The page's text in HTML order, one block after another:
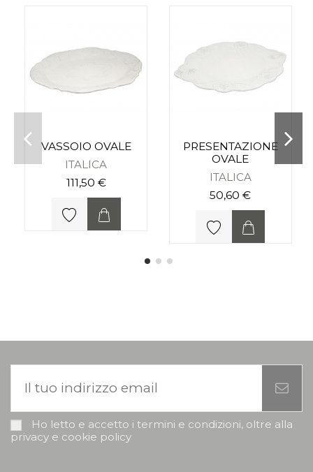
VASSOIO OVALE
ITALICA
111,50 €
PRESENTAZIONE
OVALE
ITALICA
50,60 €
Ho letto e accetto i termini e condizioni, oltre alla
privacy e cookie policy